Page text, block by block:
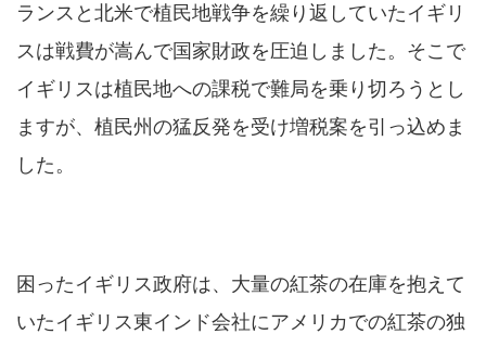
ランスと北米で植民地戦争を繰り返していたイギリ
スは戦費が嵩んで国家財政を圧迫しました。そこで
イギリスは植民地への課税で難局を乗り切ろうとし
ますが、植民州の猛反発を受け増税案を引っ込めま
した。
困ったイギリス政府は、大量の紅茶の在庫を抱えて
いたイギリス東インド会社にアメリカでの紅茶の独